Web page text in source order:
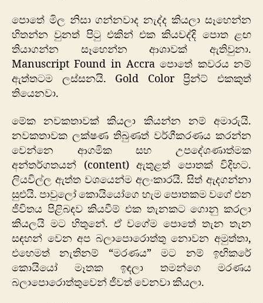
පොතේ මිල නිසා ගන්නවාද නැද්ද කියලා සෑහෙන්න
හිතන්න වුනත් පිටු එකින් එක කියවද්දි පොත ළඟ
තියාගන්න සෑහෙන්න ආශාවක් ඇතිවුනා.
Manuscript Found in Accra පොතේ කවරය නම්
ඇත්තටම ලස්සනයි. Gold Color ප්‍රින්ට් එකකුත්
තියෙනවා.
මේක නවකතාවක් කියලා කියන්න නම් අමාරුයි.
නවකතාවක ලක්ෂණ තිබුණත් වර්ගීකරණය කරන්න
වෙන්නෙ ආගමික සහ උපදේශණාත්මක
අන්තර්ගතයන් (content) ඇතුළත් පොතක් විදිහට.
ලියවිල්ල ඇත්ත වශයෙන්ම අලංකාරයි. සිත් ඇදගන්නා
සුළුයි. පාවුලෝ කොයියෝගෙ හැම පොතකම වගේ එන
ජිවිතය පිළිබඳව කියවීම් එක තැනකට ගොනු කරලා
කියලයි මට හිතුනේ. ඒ වගේම පොතේ තැන තැන
සඳහන් වෙන අප බලාපොරොත්තු නොවන අමුත්තා,
එහෙමත් නැතිනම් “මරණය” මට නම් ඉඟිකරේ
කොයියෝ මෑතක ඉඳලා තමන්ගෙ මරණය
බලාපොරොත්තුවෙන් ජීවත් වෙනවා කියලා.